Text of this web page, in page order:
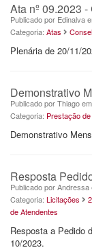
Ata nº 09.2023
Publicado por Edinalva
Categoria: Atas
Plenária de 20/11/
Demonstrativo
Publicado por Thiago em
Categoria: Prestação
Demonstrativo
Resposta
Publicado por Andressa
Categoria: Licitações
de Atendentes
Resposta a Pedido
10/2023.